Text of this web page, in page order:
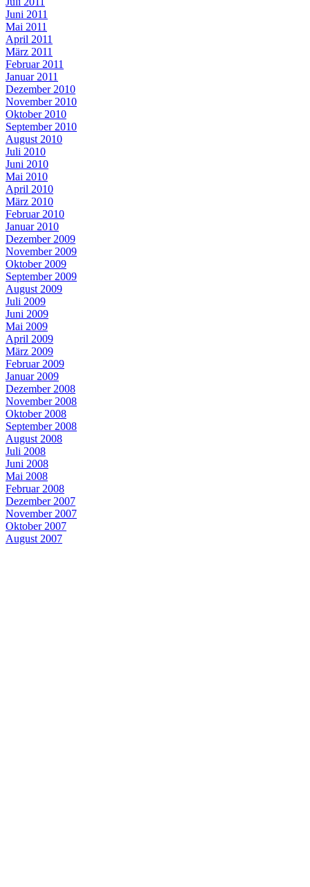
Juni 2011
Mai 2011
April 2011
März 2011
Februar 2011
Januar 2011
Dezember 2010
November 2010
Oktober 2010
September 2010
August 2010
Juli 2010
Juni 2010
Mai 2010
April 2010
März 2010
Februar 2010
Januar 2010
Dezember 2009
November 2009
Oktober 2009
September 2009
August 2009
Juli 2009
Juni 2009
Mai 2009
April 2009
März 2009
Februar 2009
Januar 2009
Dezember 2008
November 2008
Oktober 2008
September 2008
August 2008
Juli 2008
Juni 2008
Mai 2008
Februar 2008
Dezember 2007
November 2007
Oktober 2007
August 2007